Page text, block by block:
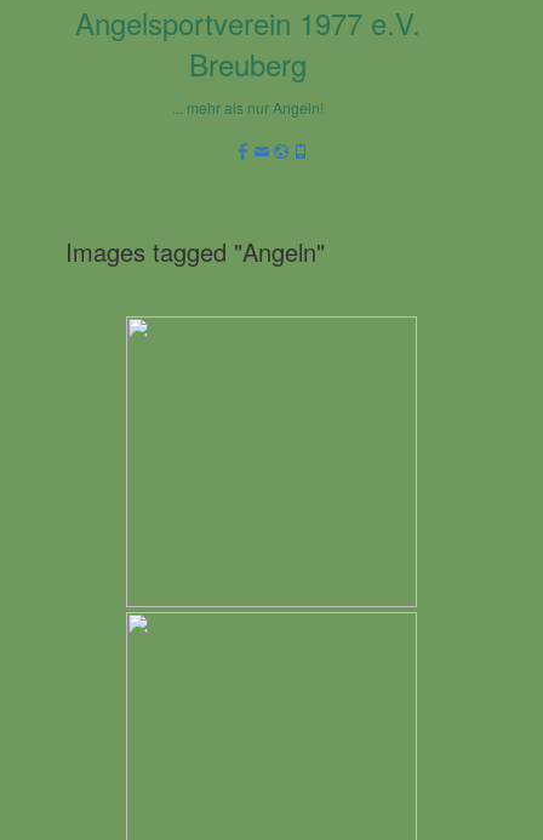
Angelsportverein 1977 e.V.
Breuberg
... mehr als nur Angeln!
Facebook
EmailWebsite
Images tagged "Angeln"